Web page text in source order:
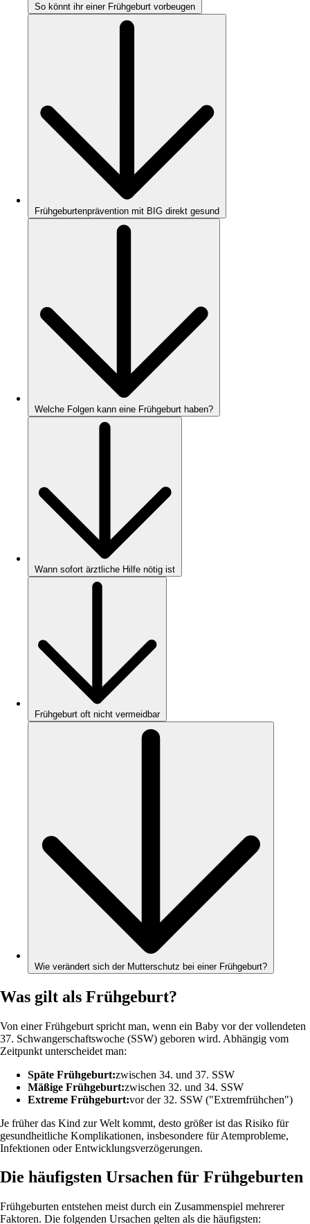
So könnt ihr einer Frühgeburt vorbeugen
Frühgeburtenprävention mit BIG direkt gesund
Welche Folgen kann eine Frühgeburt haben?
Wann sofort ärztliche Hilfe nötig ist
Frühgeburt oft nicht vermeidbar
Wie verändert sich der Mutterschutz bei einer Frühgeburt?
Was gilt als Frühgeburt?
Von einer Frühgeburt spricht man, wenn ein Baby vor der vollendeten
37. Schwangerschaftswoche (SSW) geboren wird. Abhängig vom
Zeitpunkt unterscheidet man:
Späte Frühgeburt:zwischen 34. und 37. SSW
Mäßige Frühgeburt:zwischen 32. und 34. SSW
Extreme Frühgeburt:vor der 32. SSW ("Extremfrühchen")
Je früher das Kind zur Welt kommt, desto größer ist das Risiko für
gesundheitliche Komplikationen, insbesondere für Atemprobleme,
Infektionen oder Entwicklungsverzögerungen.
Die häufigsten Ursachen für Frühgeburten
Frühgeburten entstehen meist durch ein Zusammenspiel mehrerer
Faktoren. Die folgenden Ursachen gelten als die häufigsten: